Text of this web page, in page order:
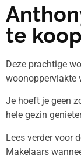
te
Deze prachtige
woonoppervlakte
Je hoeft je geen
hele gezin
Lees verder voor
Makelaars